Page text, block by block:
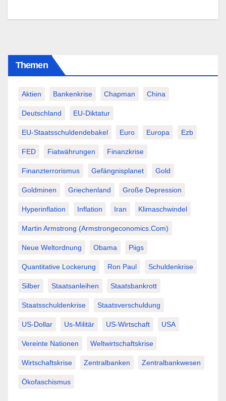
Themen
Aktien Bankenkrise Chapman China
Deutschland EU-Diktatur
EU-Staatsschuldendebakel Euro Europa Ezb
FED Fiatwährungen Finanzkrise
Finanzterrorismus Gefängnisplanet Gold
Goldminen Griechenland Große Depression
Hyperinflation Inflation Iran Klimaschwindel
Martin Armstrong (Armstrongeconomics.com)
Neue Weltordnung Obama Piigs
Quantitative Lockerung Ron Paul Schuldenkrise
Silber Staatsanleihen Staatsbankrott
Staatsschuldenkrise Staatsverschuldung
US-Dollar Us-Militär US-Wirtschaft USA
Vereinte Nationen Weltwirtschaftskrise
Wirtschaftskrise Zentralbanken Zentralbankwesen
Ökofaschismus